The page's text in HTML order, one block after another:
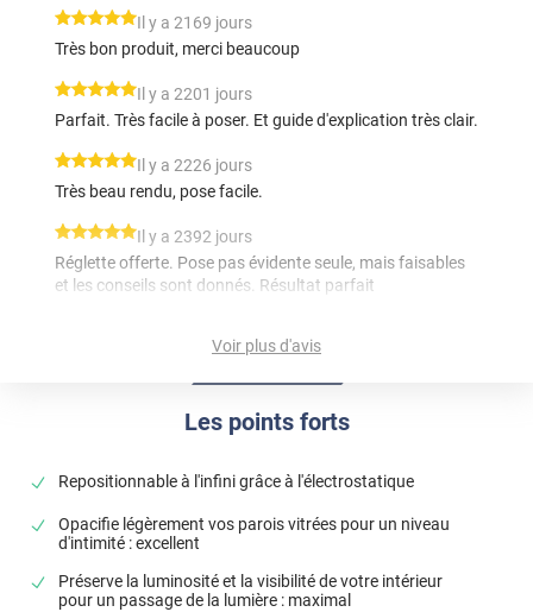
Les points forts
Repositionnable à l'infini grâce à l'électrostatique
Opacifie légèrement vos parois vitrées pour un niveau
d'intimité : excellent
Préserve la luminosité et la visibilité de votre intérieur
pour un passage de la lumière : maximal
*****
Il y a 2169 jours
Très bon produit, merci beaucoup
*****
Il y a 2201 jours
Parfait. Très facile à poser. Et guide d'explication très clair.
*****
Il y a 2226 jours
Très beau rendu, pose facile.
*****
Il y a 2392 jours
Réglette offerte. Pose pas évidente seule, mais faisables
et les conseils sont donnés. Résultat parfait
la découpe personnalisée et son prix très attractif et le
paiement en plusieurs fois
Il y a 2750 jours
Il y a 3079 jours
produit conforme à la description.
Protége bien du vis à vis
Voir plus d'avis